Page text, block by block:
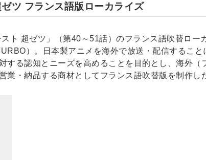
ツ フランス語版ローカライズ
ト 超ゼツ」（第40～51話）のフランス語吹替ロー
）。日本製アニメを海外で放送・配信すること
する認知とニーズを高めることを目的とし、海外（
業・納品する商材としてフランス語吹替版を制作し